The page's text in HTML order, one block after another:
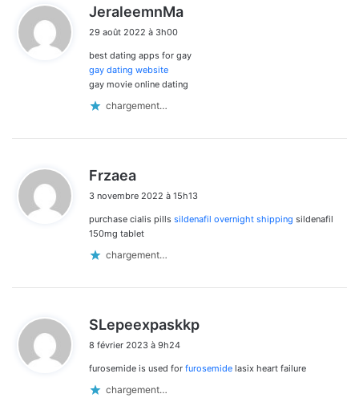
JeraleemnMa
29 août 2022 à 3h00
best dating apps for gay
gay dating website
gay movie online dating
chargement…
Frzaea
t
:
3 novembre 2022 à 15h13
purchase cialis pills sildenafil overnight shipping sildenafil
150mg tablet
chargement…
SLepeexpaskkp
8 février 2023 à 9h24
furosemide is used for furosemide lasix heart failure
chargement…